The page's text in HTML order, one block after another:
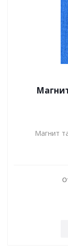
Магнит